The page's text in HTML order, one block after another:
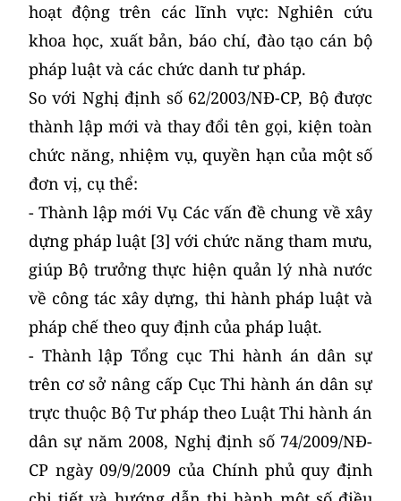
hoạt động trên các lĩnh vực: Nghiên cứu
khoa học, xuất bản, báo chí, đào tạo cán bộ
pháp luật và các chức danh tư pháp.
So với Nghị định số 62/2003/NĐ-CP, Bộ được
thành lập mới và thay đổi tên gọi, kiện toàn
chức năng, nhiệm vụ, quyền hạn của một số
đơn vị, cụ thể:
- Thành lập mới Vụ Các vấn đề chung về xây
dựng pháp luật [3] với chức năng tham mưu,
giúp Bộ trưởng thực hiện quản lý nhà nước
về công tác xây dựng, thi hành pháp luật và
pháp chế theo quy định của pháp luật.
- Thành lập Tổng cục Thi hành án dân sự
trên cơ sở nâng cấp Cục Thi hành án dân sự
trực thuộc Bộ Tư pháp theo Luật Thi hành án
dân sự năm 2008, Nghị định số 74/2009/NĐ-
CP ngày 09/9/2009 của Chính phủ quy định